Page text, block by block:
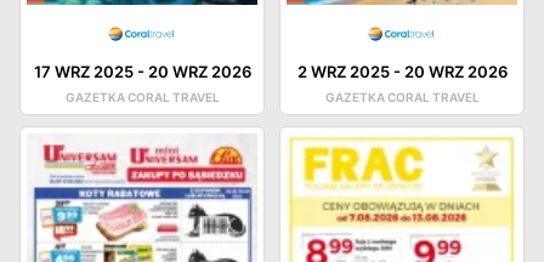
17 WRZ 2025- 20 WRZ 2026
GAZETKA CORAL TRAVEL
2 WRZ 2025- 20 WRZ 2026
GAZETKA CORAL TRAVEL